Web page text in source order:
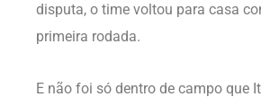
disputa, o time voltou para casa
primeira rodada.
E não foi só dentro de campo que